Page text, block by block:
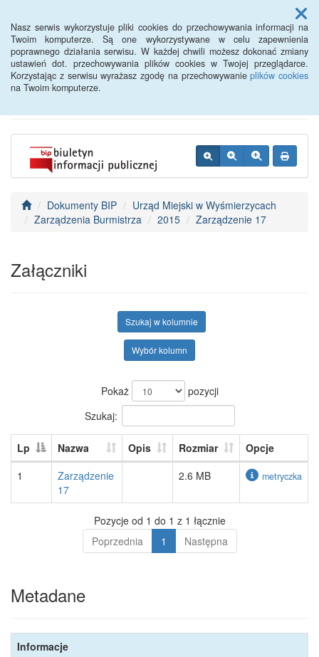
Nasz serwis wykorzystuje pliki cookies do przechowywania informacji na
Twoim komputerze. Są one wykorzystywane w celu zapewnienia
poprawnego działania serwisu. W każdej chwili możesz dokonać zmiany
ustawień dot. przechowywania plików cookies w Twojej przeglądarce.
Korzystając z serwisu wyrażasz zgodę na przechowywanieplików cookies
na Twoim komputerze.
Menu
BIP - Urząd Miejski
Wyśmierzyce
Dokumenty BIP
Urząd Miejski w Wyśmierzycach
Zarządzenia Burmistrza
2015 Zarządzenie 17
Załączniki
Szukaj w kolumnie
Wybór kolumn
Pokaż
pozycji
Szukaj:
Lp Nazwa Opis Rozmiar
Opcje
1
Zarządzenie
17
2.6 MB metryczka
Pozycje od 1 do 1 z 1 łącznie
Poprzednia
1 Następna
Metadane
Informacje